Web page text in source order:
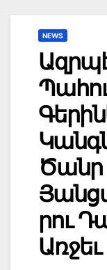
NEWS
Ծանր
րու
Առջեւ